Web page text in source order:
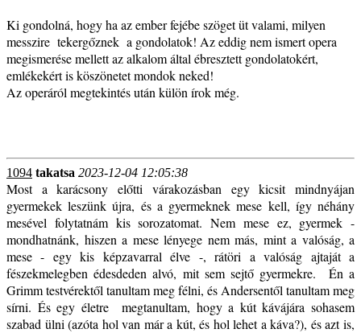
Ki gondolná, hogy ha az ember fejébe szöget üt valami, milyen
messzire tekergőznek a gondolatok! Az eddig nem ismert opera
megismerése mellett az alkalom által ébresztett gondolatokért,
emlékekért is köszönetet mondok neked!
Az operáról megtekintés után külön írok még.
1094 takatsa 2023-12-04 12:05:38
Most a karácsony előtti várakozásban egy kicsit mindnyájan
gyermekek leszünk újra, és a gyermeknek mese kell, így néhány
mesével folytatnám kis sorozatomat. Nem mese ez, gyermek -
mondhatnánk, hiszen a mese lényege nem más, mint a valóság, a
mese - egy kis képzavarral élve -, rátöri a valóság ajtaját a
fészekmelegben édesdeden alvó, mit sem sejtő gyermekre. Én a
Grimm testvérektől tanultam meg félni, és Andersentől tanultam meg
sírni. És egy életre megtanultam, hogy a kút kávájára sohasem
szabad ülni (azóta hol van már a kút, és hol lehet a káva?), és azt is,